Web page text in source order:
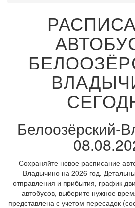
Белоозёрский-
Сохраняйте новое расписание
Владычино на 2026 год.
отправления и прибытия, график
автобусов, выберите нужное
представлена с учетом пересадок